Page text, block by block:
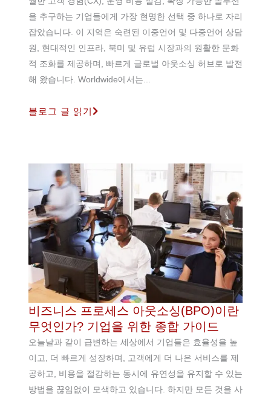
을 추구하는 기업들에게 가장 현명한 선택 중 하나로 자리
잡았습니다. 이 지역은 숙련된 이중언어 및 다중언어 상담
원, 현대적인 인프라, 북미 및 유럽 시장과의 원활한 문화
적 조화를 제공하며, 빠르게 글로벌 아웃소싱 허브로 발전
해 왔습니다. Worldwide에서는...
블로그 글 읽기
비즈니스 프로세스 아웃소싱(BPO)이란
무엇인가? 기업을 위한 종합 가이드
오늘날과 같이 급변하는 세상에서 기업들은 효율성을 높
이고, 더 빠르게 성장하며, 고객에게 더 나은 서비스를 제
공하고, 비용을 절감하는 동시에 유연성을 유지할 수 있는
방법을 끊임없이 모색하고 있습니다. 하지만 모든 것을 사